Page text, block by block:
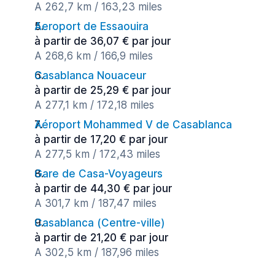
A 262,7 km / 163,23 miles
Aeroport de Essaouira
à partir de 36,07 € par jour
A 268,6 km / 166,9 miles
Casablanca Nouaceur
à partir de 25,29 € par jour
A 277,1 km / 172,18 miles
Aéroport Mohammed V de Casablanca
à partir de 17,20 € par jour
A 277,5 km / 172,43 miles
Gare de Casa-Voyageurs
à partir de 44,30 € par jour
A 301,7 km / 187,47 miles
Casablanca (Сentre-ville)
à partir de 21,20 € par jour
A 302,5 km / 187,96 miles